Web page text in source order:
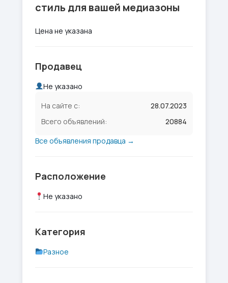
стиль для вашей медиазоны
Цена не указана
Продавец
Не указано
На сайте с:
28.07.2023
Всего объявлений:
20884
Все объявления продавца →
Расположение
Не указано
Категория
Разное